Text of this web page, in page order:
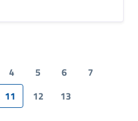
4 5 6
7
11 12 13